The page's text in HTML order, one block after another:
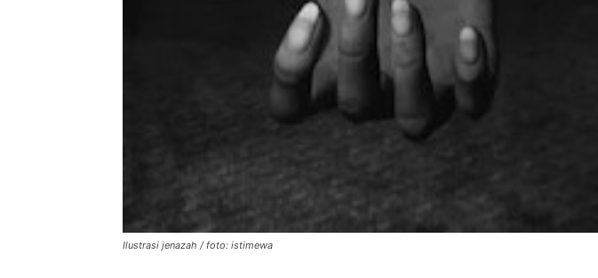
Ilustrasi jenazah / foto: istimewa